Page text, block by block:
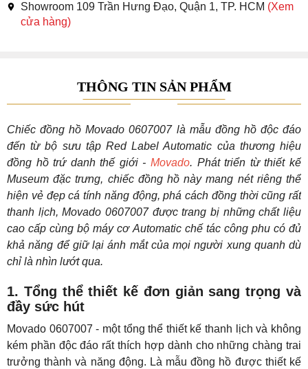
Showroom 109 Trần Hưng Đạo, Quận 1, TP. HCM (Xem
cửa hàng)
THÔNG TIN SẢN PHẨM
Chiếc đồng hồ Movado 0607007 là mẫu đồng hồ độc đáo
đến từ bộ sưu tập Red Label Automatic của thương hiệu
đồng hồ trứ danh thế giới -Movado. Phát triển từ thiết kế
Museum đặc trưng, chiếc đồng hồ này mang nét riêng thể
hiện vẻ đẹp cá tính năng động, phá cách đồng thời cũng rất
thanh lịch, Movado 0607007 được trang bị những chất liệu
cao cấp cùng bộ máy cơ Automatic chế tác công phu có đủ
khả năng để giữ lại ánh mắt của mọi người xung quanh dù
chỉ là nhìn lướt qua.
1. Tổng thể thiết kế đơn giản sang trọng và
đầy sức hút
Movado 0607007 - một tổng thể thiết kế thanh lịch và không
kém phần độc đáo rất thích hợp dành cho những chàng trai
trưởng thành và năng động. Là mẫu đồng hồ được thiết kế